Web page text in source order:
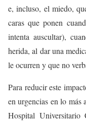
e, incluso, el miedo,
caras que ponen
intenta auscultar),
herida, al dar una
le ocurren y que no
Para reducir este
en urgencias en lo
Hospital Universitario